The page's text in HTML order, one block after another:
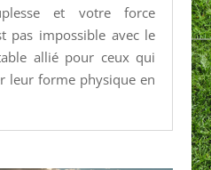
et votre force
pas impossible avec le
allié pour ceux qui
leur forme physique en